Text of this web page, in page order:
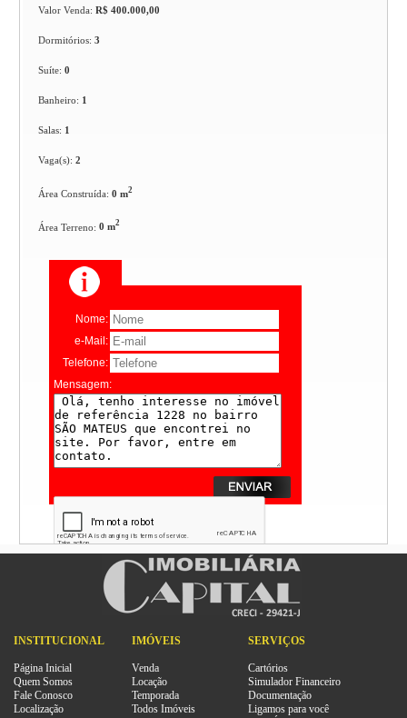
Valor Venda:R$ 400.000,00
Dormitórios:3
Suíte:0
Banheiro: 1
Salas: 1
Vaga(s):2
Área Construída:0 m2
Área Terreno:0 m2
Nome:
e-Mail:
Telefone:
Mensagem:
INSTITUCIONAL
Página Inicial
Quem Somos
Fale Conosco
Localização
IMÓVEIS
Venda
Locação
Temporada
Todos Imóveis
SERVIÇOS
Cartórios
Simulador Financeiro
Documentação
Ligamos para você